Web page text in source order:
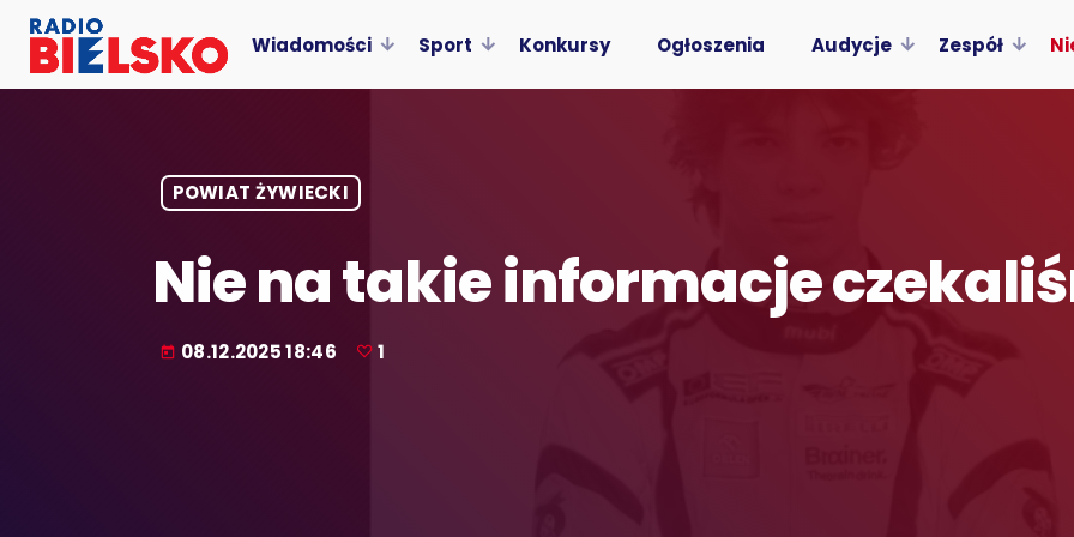
Wiadomości Sport Konkursy Ogłoszenia Audycje Zespół
POWIAT ŻYWIECKI
Nie na takie informacje
today 08.12.2025 18:46 1